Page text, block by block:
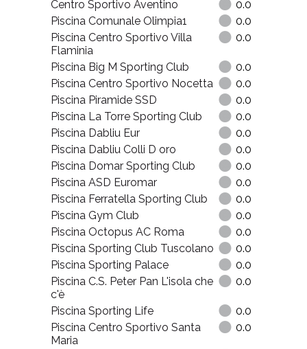
Centro Sportivo Aventino
0.0
Piscina Comunale Olimpia1
0.0
Piscina Centro Sportivo Villa
Flaminia
0.0
Piscina Big M Sporting Club
0.0
Piscina Centro Sportivo Nocetta
0.0
Piscina Piramide SSD
0.0
Piscina La Torre Sporting Club
0.0
Piscina Dabliu Eur
0.0
Piscina Dabliu Colli D oro
0.0
Piscina Domar Sporting Club
0.0
Piscina ASD Euromar
0.0
Piscina Ferratella Sporting Club
0.0
Piscina Gym Club
0.0
Piscina Octopus AC Roma
0.0
Piscina Sporting Club Tuscolano
0.0
Piscina Sporting Palace
0.0
Piscina C.S. Peter Pan L'isola che
c'è
0.0
Piscina Sporting Life
0.0
Piscina Centro Sportivo Santa
Maria
0.0